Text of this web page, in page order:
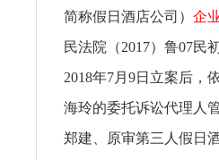
简称假日酒店公司） 企
民法院（2017）鲁07民
2018年7月9日立案后，
海玲的委托诉讼代理人
郑建、原审第三人假日